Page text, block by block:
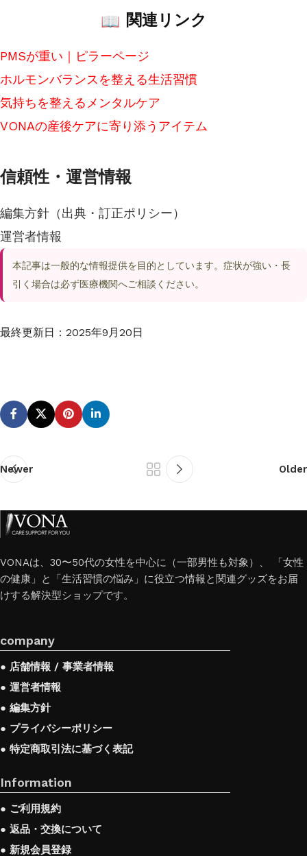
関連リンク
PMSが重い｜ピラーページ
ホルモンバランスを整える生活習慣
気持ちを整えるメンタルケア
VONAの産後ケアに寄り添うアイテム
信頼性・運営情報
編集方針（出典・訂正ポリシー）
運営者情報
本記事は一般的な情報提供を目的としています。症状が強い・長
引く場合は必ず医療機関へご相談ください。
最終更新日： 2025年9月20日
Newer Older
VONAは、30〜50代の女性を中心に（一部男性も対象）、 「女性
の健康」と「生活習慣の悩み」に役立つ情報と関連グッズをお届
けする解決型ショップです。
company
● 店舗情報 / 事業者情報
● 運営者情報
● 編集方針
● プライバシーポリシー
● 特定商取引法に基づく表記
Information
● ご利用規約
● 返品・交換について
● 新規会員登録